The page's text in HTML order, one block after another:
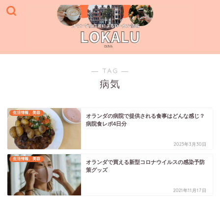
― TAG ―
病気
生活情報、美容
オランダの病院で提供される食事はどんな感じ？
病院食レポ4日分
2023年3月30日
生活情報、美容
オランダで買える新型コロナウイルスの感染予防
策グッズ
2021年11月17日